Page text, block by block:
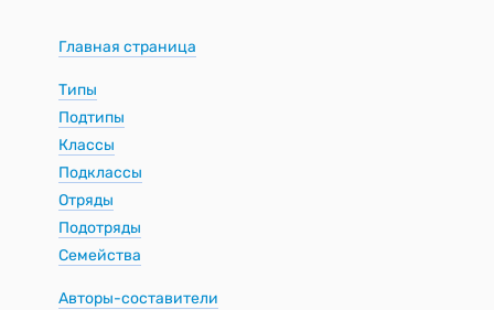
Главная страница
Типы
Подтипы
Классы
Подклассы
Отряды
Подотряды
Семейства
Авторы-составители